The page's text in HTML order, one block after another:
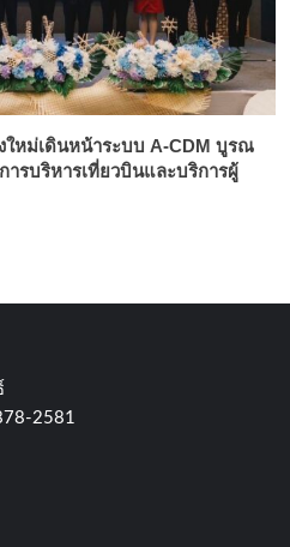
ใหม่เดินหน้าระบบ A-CDM บูรณ
ารบริหารเที่ยวบินและบริการผู้
2581